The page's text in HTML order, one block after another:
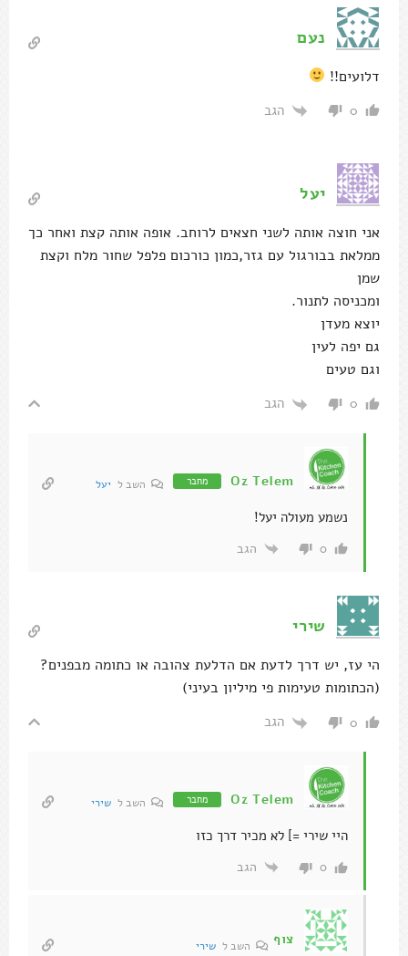
נעם
דלועים!!
0 הגב
יעל
אני חוצה אותה לשני חצאים לרוחב. אופה אותה קצת ואחר כך
ממלאת בבורגול עם גזר,כמון כורכום פלפל שחור מלח וקצת
שמן
ומכניסה לתנור.
יוצא מעדן
גם יפה לעין
וגם טעים
0 הגב
Oz Telem מחבר השב ל יעל
נשמע מעולה יעל!
0 הגב
שירי
הי עז, יש דרך לדעת אם הדלעת צהובה או כתומה מבפנים?
(הכתומות טעימות פי מיליון בעיני)
0 הגב
Oz Telem מחבר השב ל שירי
היי שירי =] לא מכיר דרך כזו
0 הגב
צוף השב לשירי